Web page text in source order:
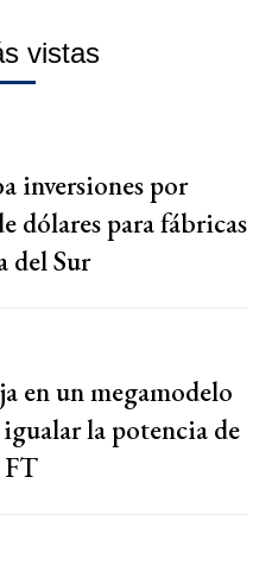
vistas
inversiones por
dólares para fábricas
del Sur
en un megamodelo
la potencia de
FT